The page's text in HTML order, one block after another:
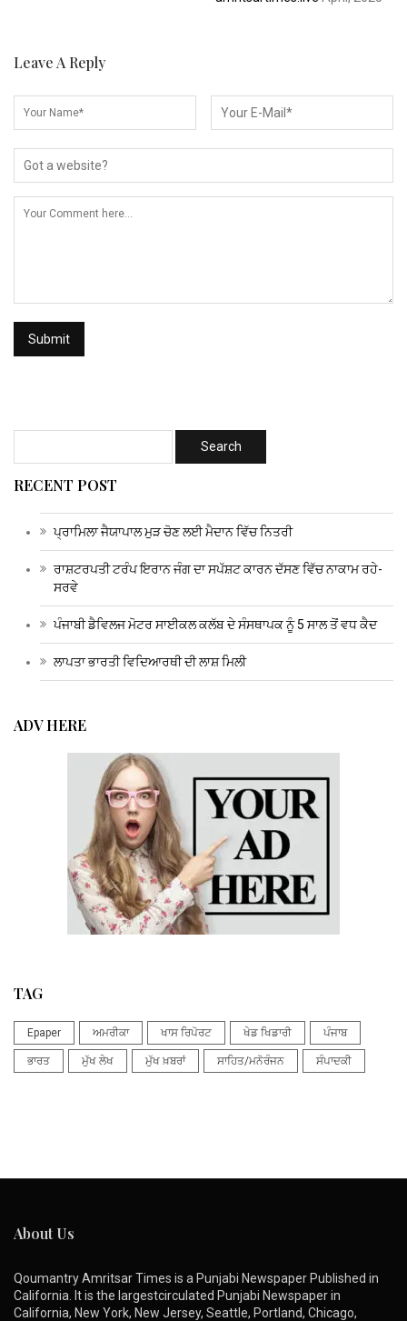
Leave A Reply
RECENT POST
ਪ੍ਰਾਮਿਲਾ ਜੈਯਾਪਾਲ ਮੁੜ ਚੋਣ ਲਈ ਮੈਦਾਨ ਵਿੱਚ ਨਿਤਰੀ
ਰਾਸ਼ਟਰਪਤੀ ਟਰੰਪ ਇਰਾਨ ਜੰਗ ਦਾ ਸਪੱਸ਼ਟ ਕਾਰਨ ਦੱਸਣ ਵਿੱਚ ਨਾਕਾਮ ਰਹੇ-
ਸਰਵੇ
ਪੰਜਾਬੀ ਡੈਵਿਲਜ ਮੋਟਰ ਸਾਈਕਲ ਕਲੱਬ ਦੇ ਸੰਸਥਾਪਕ ਨੂੰ 5 ਸਾਲ ਤੋਂ ਵਧ ਕੈਦ
ਲਾਪਤਾ ਭਾਰਤੀ ਵਿਦਿਆਰਥੀ ਦੀ ਲਾਸ਼ ਮਿਲੀ
ADV HERE
TAG
Epaper ਅਮਰੀਕਾ ਖਾਸ ਰਿਪੋਰਟ ਖੇਡ ਖਿਡਾਰੀ ਪੰਜਾਬ
ਭਾਰਤ ਮੁੱਖ ਲੇਖ ਮੁੱਖ ਖ਼ਬਰਾਂ ਸਾਹਿਤ/ਮਨੋਰੰਜਨ ਸੰਪਾਦਕੀ
About Us
Qoumantry Amritsar Times is a Punjabi Newspaper Published in
California. It is the largestcirculated Punjabi Newspaper in
California, New York, New Jersey, Seattle, Portland, Chicago,